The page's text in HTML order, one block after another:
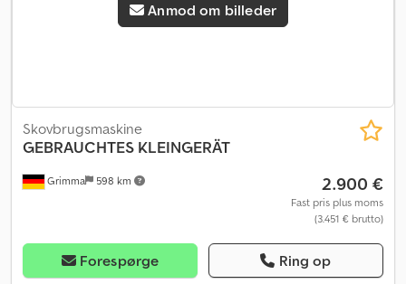
Anmod om billeder
Grimma 598 km
Skovbrugsmaskine
GEBRAUCHTES KLEINGERÄT
2.900 €
Fast pris plus moms
(3.451 € brutto)
Forespørge Ring op